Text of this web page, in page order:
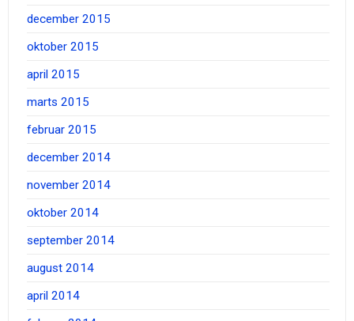
december 2015
oktober 2015
april 2015
marts 2015
februar 2015
december 2014
november 2014
oktober 2014
september 2014
august 2014
april 2014